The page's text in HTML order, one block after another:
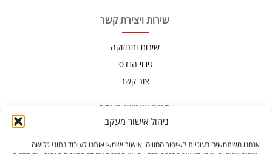
ניהול אישור מעקב
אנחנו משתמשים בעוגיות לשיפור החוויה. אישור ישמש אותנו לעיבוד נתוני גלישה
שירות ויצירת קשר
שירות ותחזוקה
גיבוי הנדסי
צור קשר
תנאי שימוש באתר